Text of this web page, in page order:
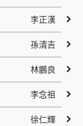
李正漢
孫清吉
林鵬良
李念祖
徐仁輝